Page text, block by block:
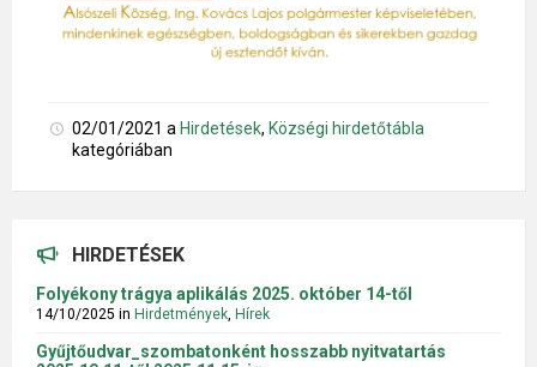
02/01/2021 a Hirdetések, Községi hirdetőtábla
kategóriában
HIRDETÉSEK
Folyékony trágya aplikálás 2025. október 14-től
14/10/2025 in Hirdetmények Hírek
Gyűjtőudvar_szombatonként hosszabb nyitvatartás